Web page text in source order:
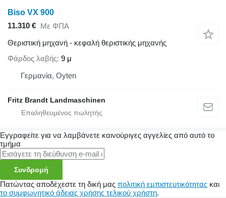
Biso VX 900
11.310 € Με ΦΠΑ
Θεριστική μηχανή - κεφαλή θεριστικής μηχανής
Φάρδος λαβής 9 μ
Γερμανία, Oyten
Fritz Brandt Landmaschinen
Εγγραφείτε για να λαμβάνετε καινούριγες αγγελίες από αυτό το
τμήμα
Συνδρομή
Πατώντας αποδέχεστε τη δική μας πολιτική εμπιστευτικότητας και
το συμφωνητικό άδειας χρήσης τελικού χρήστη.